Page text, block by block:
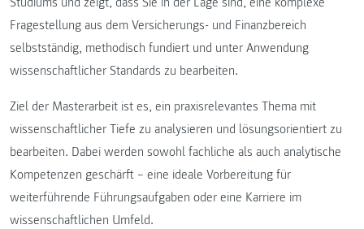
Fragestellung aus dem Versicherungs- und Finanzbereich
selbstständig, methodisch fundiert und unter Anwendung
wissenschaftlicher Standards zu bearbeiten.
Ziel der Masterarbeit ist es, ein praxisrelevantes Thema mit
wissenschaftlicher Tiefe zu analysieren und lösungsorientiert zu
bearbeiten. Dabei werden sowohl fachliche als auch analytische
Kompetenzen geschärft – eine ideale Vorbereitung für
weiterführende Führungsaufgaben oder eine Karriere im
wissenschaftlichen Umfeld.